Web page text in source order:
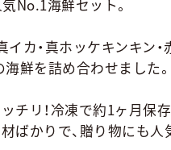
No.1海鮮セット。
カ・真ホッケキンキン・
鮮を詰め合わせました。
リ！冷凍で約1ヶ月保存
ばかりで、贈り物にも人